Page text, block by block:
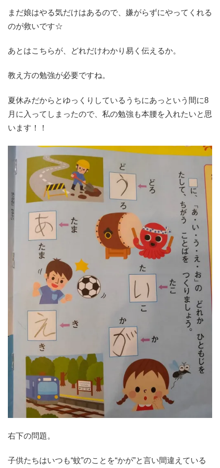
まだ娘はやる気だけはあるので、嫌がらずにやってくれる
のが救いです☆
あとはこちらが、どれだけわかり易く伝えるか。
教え方の勉強が必要ですね。
夏休みだからとゆっくりしているうちにあっという間に8
月に入ってしまったので、私の勉強も本腰を入れたいと思
います！！
右下の問題。
子供たちはいつも“蚊”のことを“かが”と言い間違えている